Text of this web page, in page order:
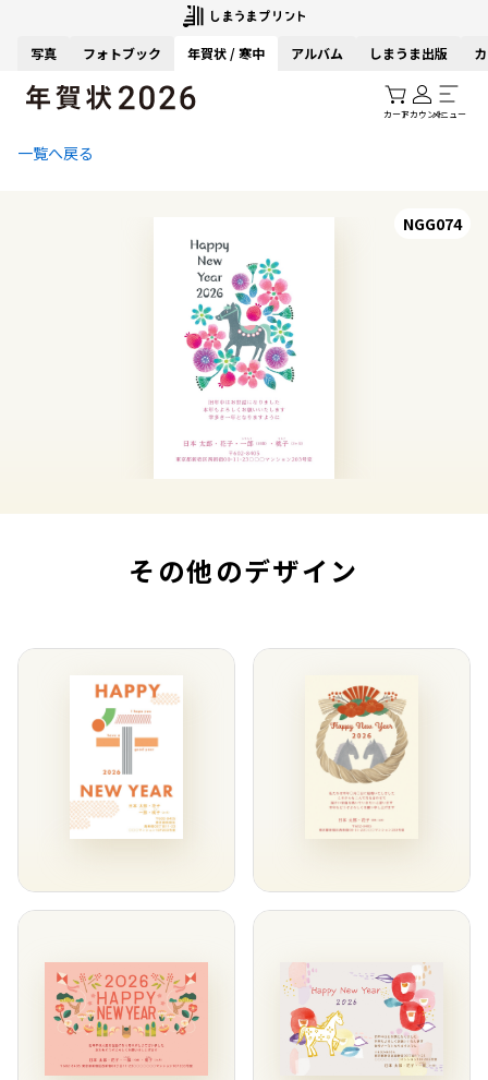
写真 フォトブック 年賀状 / 寒中 アルバム しまうま出版
カートアカウントメニュー
一覧へ戻る
NGG074
その他のデザイン